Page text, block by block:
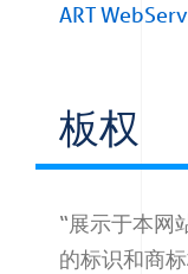
ART
板权
“展示于本网
的标识和商